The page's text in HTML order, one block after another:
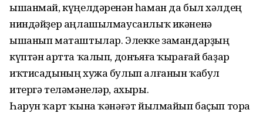
ышанмай, күңелдәренән һаман да был хәлдең
ниндәйҙер аңлашылмаусанлыҡ икәненә
ышанып маташтылар. Элекке замандарҙың
күптән артта ҡалып, донъяға ҡырағай баҙар
иҡтисадының хужа булып алғанын ҡабул
итергә теләмәнеләр, ахыры.
Һарун ҡарт ҡына ҡәнәғәт йылмайып баҫып тора